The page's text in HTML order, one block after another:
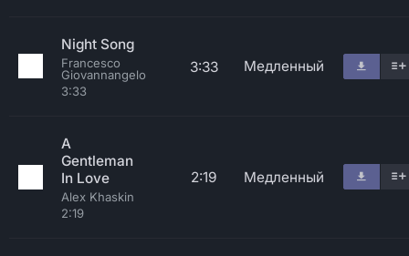
Night Song
Francesco
Giovannangelo
3:33
3:33 Медленный
A
Gentleman
In Love
Alex Khaskin
2:19
2:19 Медленный